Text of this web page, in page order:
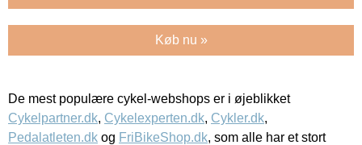
Køb nu »
De mest populære cykel-webshops er i øjeblikket
Cykelpartner.dk, Cykelexperten.dk, Cykler.dk,
Pedalatleten.dk og FriBikeShop.dk, som alle har et stort